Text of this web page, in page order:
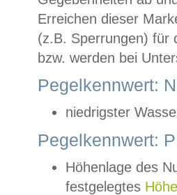
Erreichen dieser
(z.B. Sperrungen) für
bzw. werden bei
Pegelkennwert:
niedrigster
Pegelkennwert:
Höhenlage des
festgelegtes